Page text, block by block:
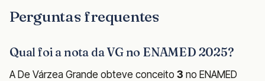
Perguntas frequentes
Qual foi a nota da VG no ENAMED 2025?
A De Várzea Grande obteve conceito 3 no ENAMED